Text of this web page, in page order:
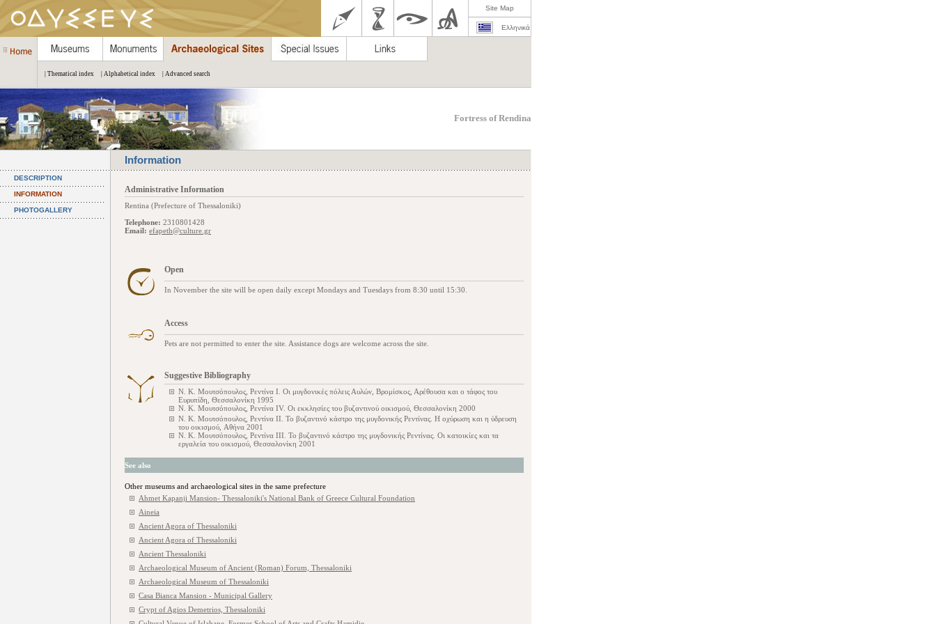
Site Map
Ελληνικά
| Thematical index | Alphabetical index | Advanced search
Fortress of Rendina
Information
DESCRIPTION
INFORMATION
PHOTOGALLERY
Administrative Information
Rentina (Prefecture of Thessaloniki)
Telephone: 2310801428
Email: efapeth@culture.gr
Open
In November the site will be open daily except Mondays and Tuesdays from 8:30 until 15:30.
Access
Pets are not permitted to enter the site. Assistance dogs are welcome across the site.
Suggestive Bibliography
Ν. Κ. Μουτσόπουλος, Ρεντίνα Ι. Οι μυγδονικές πόλεις Αυλών, Βρομίσκος, Αρέθουσα και ο τάφος του
Ευρυπίδη, Θεσσαλονίκη 1995
Ν. Κ. Μουτσόπουλος, Ρεντίνα IV. Οι εκκλησίες του βυζαντινού οικισμού, Θεσσαλονίκη 2000
Ν. Κ. Μουτσόπουλος, Ρεντίνα ΙΙ. Το βυζαντινό κάστρο της μυγδονικής Ρεντίνας. Η οχύρωση και η ύδρευση
του οικισμού, Αθήνα 2001
Ν. Κ. Μουτσόπουλος, Ρεντίνα ΙΙΙ. Το βυζαντινό κάστρο της μυγδονικής Ρεντίνας. Οι κατοικίες και τα
εργαλεία του οικισμού, Θεσσαλονίκη 2001
See also
Other museums and archaeological sites in the same prefecture
Ahmet Kapanji Mansion- Thessaloniki's National Bank of Greece Cultural Foundation
Aineia
Ancient Agora of Thessaloniki
Ancient Agora of Thessaloniki
Ancient Thessaloniki
Archaeological Museum of Ancient (Roman) Forum, Thessaloniki
Archaeological Museum of Thessaloniki
Casa Bianca Mansion - Municipal Gallery
Crypt of Agios Demetrios, Thessaloniki